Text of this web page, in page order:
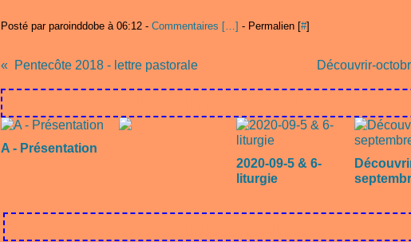
Posté par paroinddobe à 06:12 - Commentaires […] - Permalien [#]
Pentecôte 2018 - lettre pastorale Découvrir-
A - Présentation
2020-09-5 & 6-
liturgie